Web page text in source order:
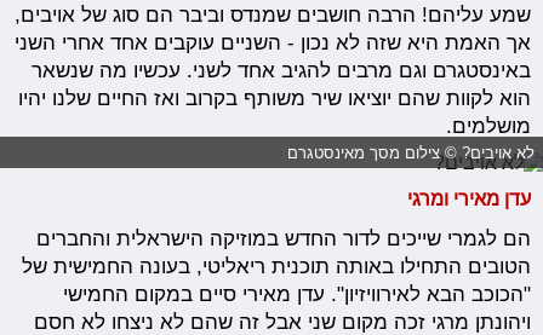
שמע עליהם! הרבה חושבים שמנדס וביבר הם סוג של אויבים,
אך האמת היא שזה לא נכון - השניים עוקבים אחד אחרי השני
באינסטגרם וגם מרבים להגיב אחד לשני. עכשיו מה שנשאר
הוא לקוות שהם יוציאו שיר משותף בקרוב ואז החיים שלנו יהיו
מושלמים.
לא אויבים? © צילום מסך מאינסטגרם
עדן מאירי ומרגי
הם לגמרי שייכים לדור החדש במוזיקה הישראלית והחברים
הטובים התחילו באותה תוכנית ריאליטי, בעונה החמישית של
"הכוכב הבא לאירוויזיון". עדן מאירי סיים במקום החמישי
ויהונתן מרגי זכה מקום שני אבל זה שהם לא ניצחו לא חסם